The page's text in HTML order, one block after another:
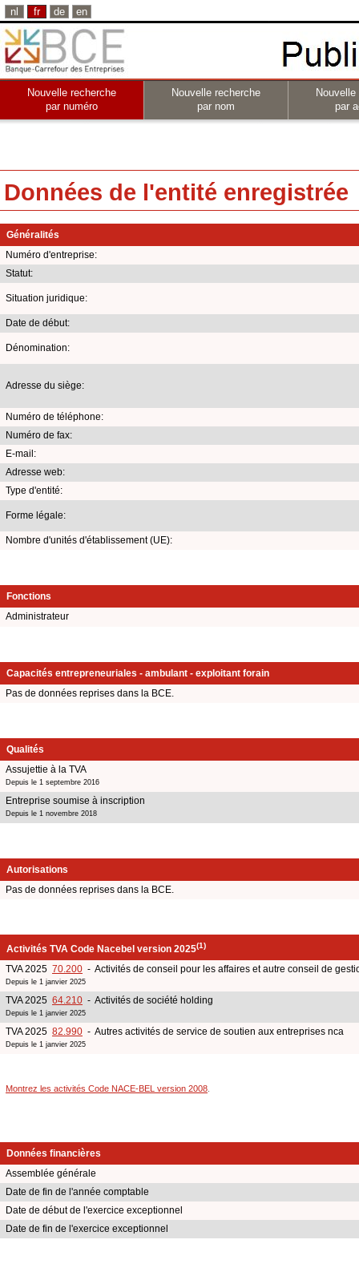
nl fr de en
Nouvelle recherche
par numéro
Nouvelle recherche
par nom
par
Données de l'entité enregistrée
Généralités
Numéro d'entreprise:
Statut:
Situation juridique:
Date de début:
Dénomination:
Adresse du siège:
Numéro de téléphone:
Numéro de fax:
E-mail:
Adresse web:
Type d'entité:
Forme légale:
Nombre d'unités d'établissement (UE):
Fonctions
Administrateur
Capacités entrepreneuriales - ambulant - exploitant forain
Pas de données reprises dans la BCE.
Qualités
Assujettie à la TVA
Depuis le 1 septembre 2016
Entreprise soumise à inscription
Depuis le 1 novembre 2018
Autorisations
Pas de données reprises dans la BCE.
Activités TVA Code Nacebel version 2025(1)
TVA 2025 70.200 - Activités de conseil pour les affaires et autre conseil de
Depuis le 1 janvier 2025
TVA 2025 64.210 - Activités de société holding
Depuis le 1 janvier 2025
TVA 2025 82.990 - Autres activités de service de soutien aux entreprises nca
Depuis le 1 janvier 2025
Montrez les activités Code NACE-BEL version 2008
Données financières
Assemblée générale
Date de fin de l'année comptable
Date de début de l'exercice exceptionnel
Date de fin de l'exercice exceptionnel